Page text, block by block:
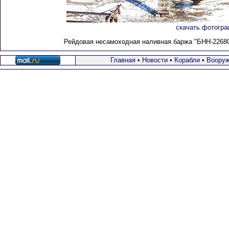
скачать
Рейдовая несамоходная наливная баржа "БНН-
Главная• Новости• Корабли•